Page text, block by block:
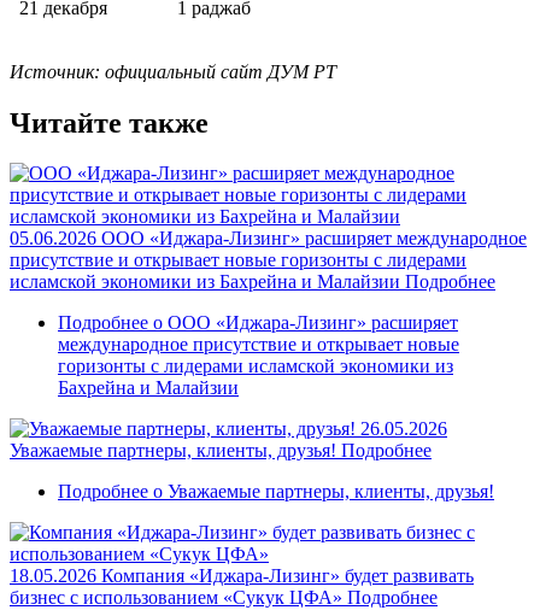
21 декабря 1 раджаб
Источник: официальный сайт ДУМ РТ
Читайте также
05.06.2026 ООО «Иджара-Лизинг» расширяет международное
присутствие и открывает новые горизонты с лидерами
исламской экономики из Бахрейна и Малайзии Подробнее
Подробнее о ООО «Иджара-Лизинг» расширяет
международное присутствие и открывает новые
горизонты с лидерами исламской экономики из
Бахрейна и Малайзии
26.05.2026
Уважаемые партнеры, клиенты, друзья! Подробнее
Подробнее о Уважаемые партнеры, клиенты, друзья!
18.05.2026 Компания «Иджара-Лизинг» будет развивать
бизнес с использованием «Сукук ЦФА» Подробнее